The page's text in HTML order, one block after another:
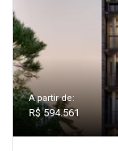
A partir de:
R$ 594.561